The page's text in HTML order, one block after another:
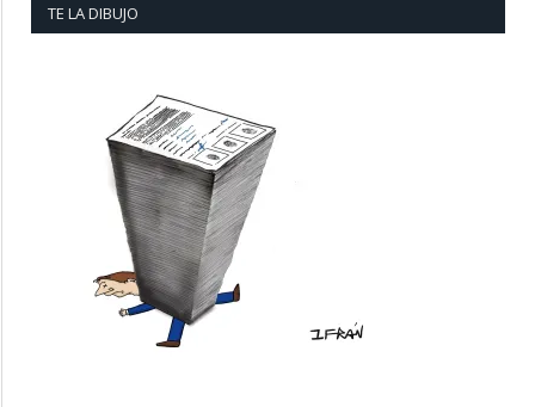
TE LA DIBUJO